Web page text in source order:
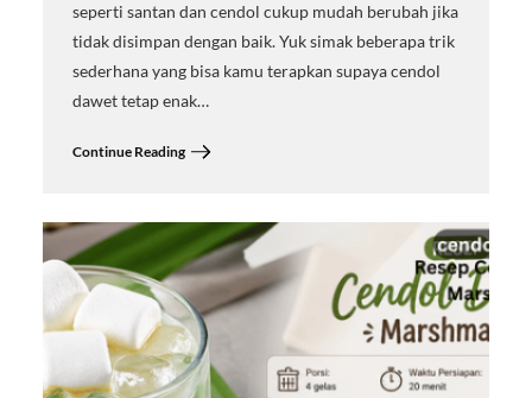
seperti santan dan cendol cukup mudah berubah jika
tidak disimpan dengan baik. Yuk simak beberapa trik
sederhana yang bisa kamu terapkan supaya cendol
dawet tetap enak…
Continue Reading